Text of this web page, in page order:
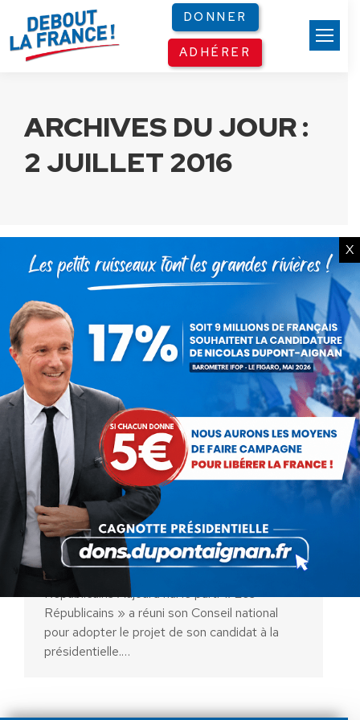
DONNER
ADHÉRER
ARCHIVES DU JOUR :
2 JUILLET 2016
Projet 2017 : le double
mensonge des Républicains
Communiqués ParDebout La France
2 juillet 2016
Projet 2017 : le double mensonge des
Républicains Aujourd’hui le parti « Les
Républicains » a réuni son Conseil national
pour adopter le projet de son candidat à la
présidentielle.…
X
LIBÉRER LA FRANCE
Panneau de gestion des cookies